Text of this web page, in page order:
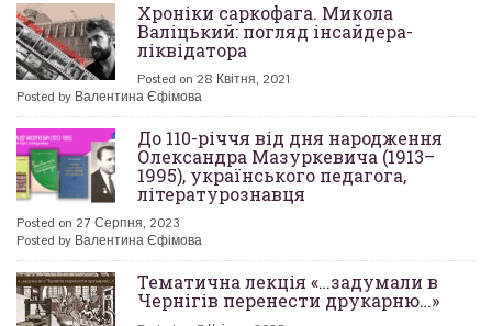
Хроніки саркофага. Микола
Валіцький: погляд інсайдера-
ліквідатора
Posted on 28 Квітня, 2021
Posted by Валентина Єфімова
До 110-річчя від дня народження
Олександра Мазуркевича (1913–
1995), українського педагога,
літературознавця
Posted on 27 Серпня, 2023
Posted by Валентина Єфімова
Тематична лекція «…задумали в
Чернігів перенести друкарню…»